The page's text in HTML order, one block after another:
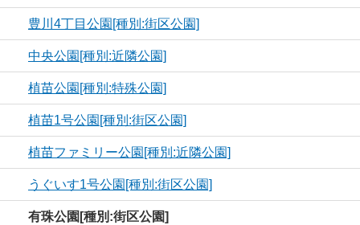
豊川4丁目公園[種別:街区公園]
中央公園[種別:近隣公園]
植苗公園[種別:特殊公園]
植苗1号公園[種別:街区公園]
植苗ファミリー公園[種別:近隣公園]
うぐいす1号公園[種別:街区公園]
有珠公園[種別:街区公園]